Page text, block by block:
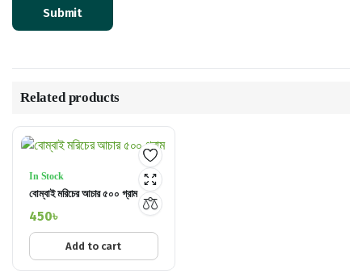
Related products
In Stock
বোম্বাই মরিচের আচার ৫০০ গ্রাম
450৳
Add to cart